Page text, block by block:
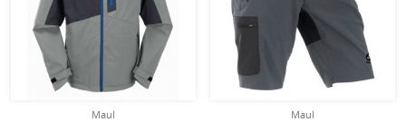
Maul
Maul